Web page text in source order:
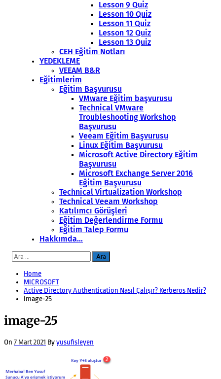
Lesson 9 Quiz
Lesson 10 Quiz
Lesson 11 Quiz
Lesson 12 Quiz
Lesson 13 Quiz
CEH Eğitim Notları
YEDEKLEME
VEEAM B&R
Eğitimlerim
Eğitim Başvurusu
VMware Eğitim başvurusu
Technical VMware
Troubleshooting Workshop
Başvurusu
Veeam Eğitim Başvurusu
Linux Eğitim Başvurusu
Microsoft Active Directory Eğitim
Başvurusu
Microsoft Exchange Server 2016
Eğitim Başvurusu
Technical Virtualization Workshop
Technical Veeam Workshop
Katılımcı Görüşleri
Eğitim Değerlendirme Formu
Eğitim Talep Formu
Hakkımda…
Arama:
Home
MICROSOFT
Active Directory Authentication Nasıl Çalışır? Kerberos Nedir?
image-25
image-25
On 7 Mart 2021 Byyusufisleyen